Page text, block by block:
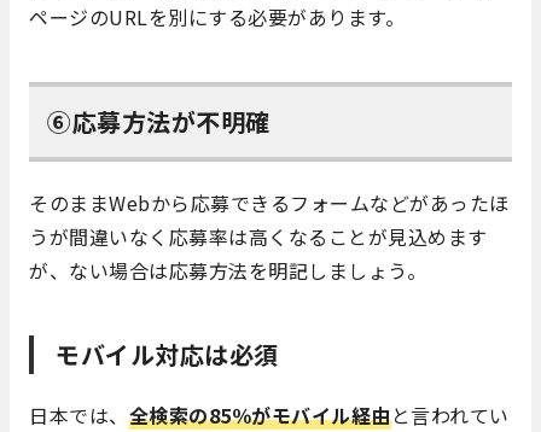
ページのURLを別にする必要があります。
⑥応募方法が不明確
そのままWebから応募できるフォームなどがあったほ
うが間違いなく応募率は高くなることが見込めます
が、ない場合は応募方法を明記しましょう。
モバイル対応は必須
日本では、 全検索の85％がモバイル経由と言われてい